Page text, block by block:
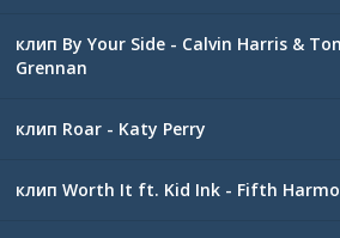
клип By Your Side - Calvin Harris &
Grennan
клип Roar - Katy Perry
клип Worth It ft. Kid Ink - Fifth